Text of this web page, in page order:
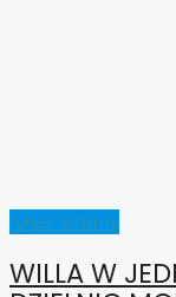
rynek wtórny
WILLA W